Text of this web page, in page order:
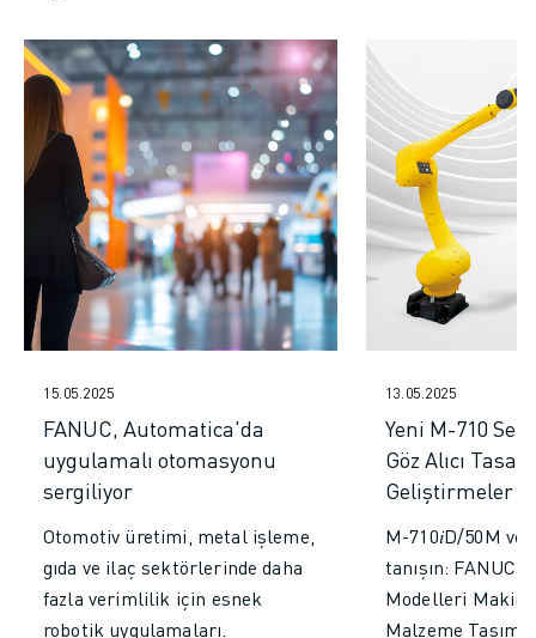
ENJEKSIYON
MAKINE BESLEME
MALZEME TAŞIMA
BOYAMA
PALETLEME
PUNTA KAYNAĞI
GÖRSEL DENETIM
TEL EROZYON
VAKA ÇALIŞMALARI
MÜŞTERI HIZMETLERI
FANUC PLANS
SAHA VE BAKIM
UZAKTAN TEKNIK DESTEK
YEDEK PARÇALAR
DIJITAL SERVIS ARAÇLARI
İNDIRME MERKEZI » MYFANUC
15.05.2025
FANUC, Automatica'da
uygulamalı otomasyonu
sergiliyor
Otomotiv üretimi, metal işleme,
gıda ve ilaç sektörlerinde daha
fazla verimlilik için esnek
robotik uygulamaları.
13.05.2025
Yeni M-710
Göz Alıcı
Geliştirmeler
M-710𝑖D/50M ve
tanışın:
Modelleri Makine
Malzeme